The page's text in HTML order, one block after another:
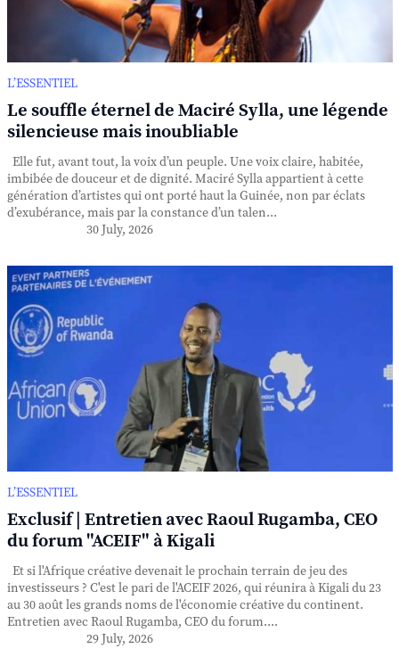
L’ESSENTIEL
Le souffle éternel de Maciré Sylla, une légende
silencieuse mais inoubliable
Elle fut, avant tout, la voix d’un peuple. Une voix claire, habitée,
imbibée de douceur et de dignité. Maciré Sylla appartient à cette
génération d’artistes qui ont porté haut la Guinée, non par éclats
d’exubérance, mais par la constance d’un talen...
30 July, 2026
L’ESSENTIEL
Exclusif | Entretien avec Raoul Rugamba, CEO
du forum "ACEIF" à Kigali
Et si l'Afrique créative devenait le prochain terrain de jeu des
investisseurs ? C'est le pari de l'ACEIF 2026, qui réunira à Kigali du 23
au 30 août les grands noms de l'économie créative du continent.
Entretien avec Raoul Rugamba, CEO du forum....
29 July, 2026